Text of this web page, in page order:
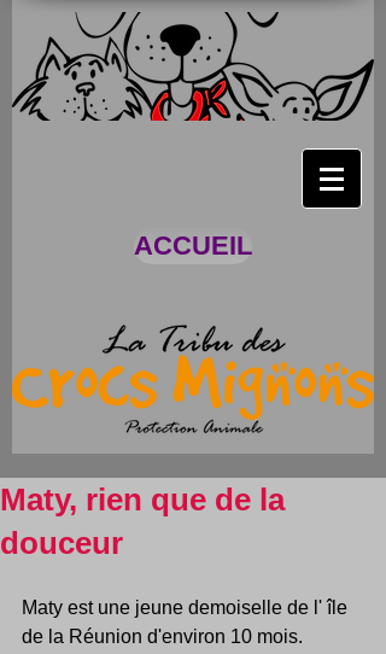
ACCUEIL
Maty, rien que de la
douceur
Maty est une jeune demoiselle de l' île
de la Réunion d'environ 10 mois.